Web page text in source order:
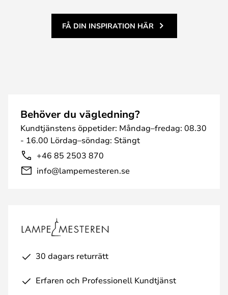
FÅ DIN INSPIRATION HÄR
Behöver du vägledning?
Kundtjänstens öppetider: Måndag–fredag: 08.30
- 16.00 Lördag–söndag: Stängt
+46 85 2503 870
info@lampemesteren.se
30 dagars returrätt
Erfaren och Professionell Kundtjänst